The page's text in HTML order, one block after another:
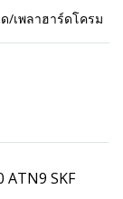
/เพลาฮาร์ดโครม
SKF